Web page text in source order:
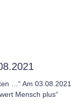
…“ Am 03.08.2021
Mensch plus“